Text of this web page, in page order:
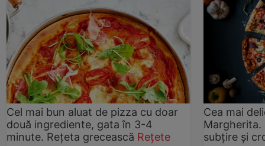
Cel mai bun aluat de pizza cu doar
două ingrediente, gata în 3-4
minute. Rețeta grecească Rețete
Cea mai
Margherita.
subțire și